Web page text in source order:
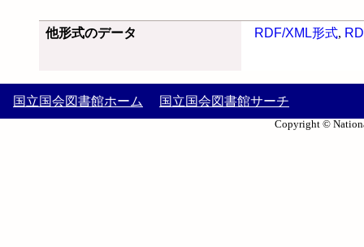
他形式のデータ RDF/XML形式,
国立国会図書館ホーム 国立国会図書館サーチ
Copyright ©